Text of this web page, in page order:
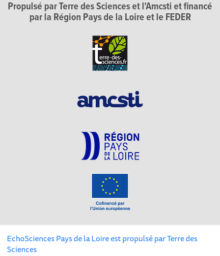
Propulsé par Terre des Sciences et l'Amcsti et financé
par la Région Pays de la Loire et le FEDER
EchoSciences Pays de la Loire est propulsé parTerre des
Sciences